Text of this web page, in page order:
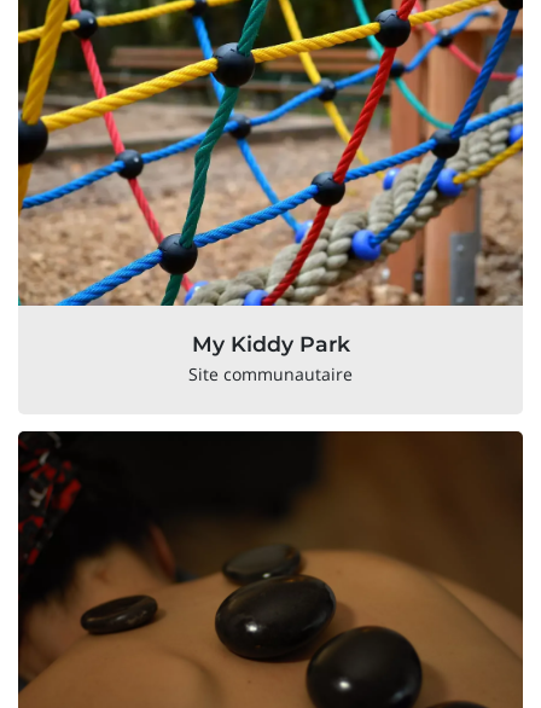
My Kiddy Park
Site communautaire